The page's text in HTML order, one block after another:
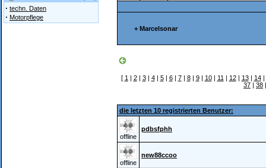
· techn. Daten
· Motorpflege
+ Marcelsonar
[ 1 | 2| 3| 4| 5| 6| 7| 8| 9| 10| 11 | 12| 13| 14|
37 | 38
die letzten 10 registrierten Benutzer:
offline
pdbsfphh
offline
new88ccoo